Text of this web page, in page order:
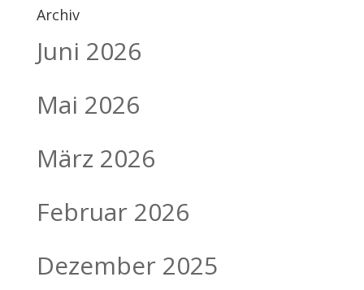
Archiv
Juni 2026
Mai 2026
März 2026
Februar 2026
Dezember 2025